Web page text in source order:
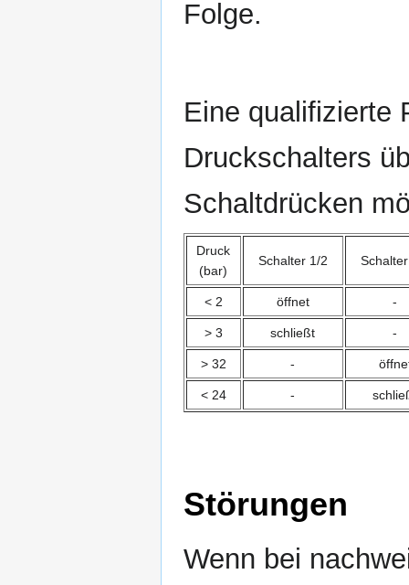
Folge.
Eine qualifizierte
Druckschalters
Schaltdrücken
Druck
(bar)
Schalter 1/2
< 2 öffnet -
> 3 schließt -
> 32 -
< 24 -
Störungen
Wenn bei